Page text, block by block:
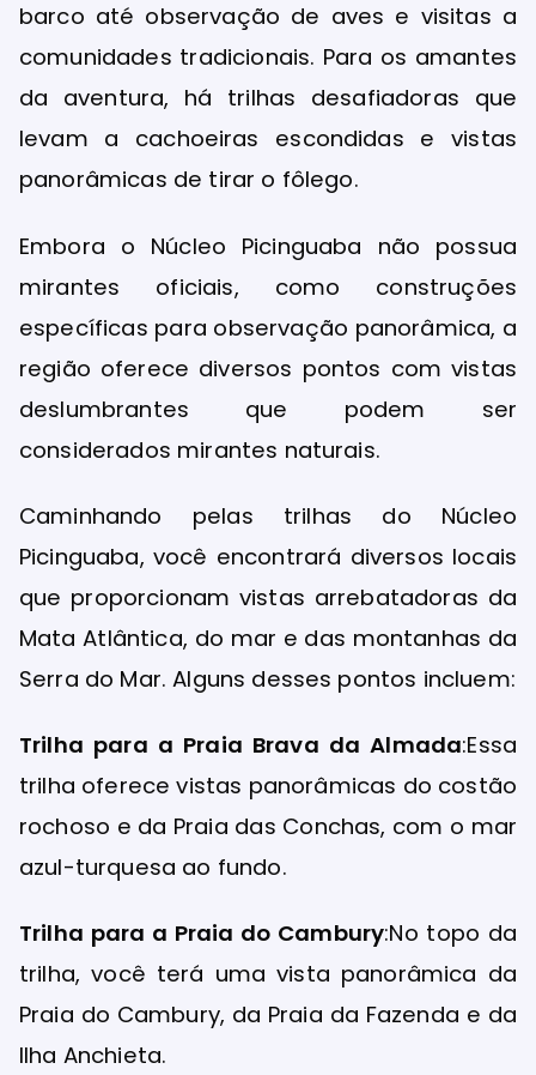
barco até observação de aves e visitas a
comunidades tradicionais. Para os amantes
da aventura, há trilhas desafiadoras que
levam a cachoeiras escondidas e vistas
panorâmicas de tirar o fôlego.
Embora o Núcleo Picinguaba não possua
mirantes oficiais, como construções
específicas para observação panorâmica, a
região oferece diversos pontos com vistas
deslumbrantes que podem ser
considerados mirantes naturais.
Caminhando pelas trilhas do Núcleo
Picinguaba, você encontrará diversos locais
que proporcionam vistas arrebatadoras da
Mata Atlântica, do mar e das montanhas da
Serra do Mar. Alguns desses pontos incluem:
Trilha para a Praia Brava da Almada:Essa
trilha oferece vistas panorâmicas do costão
rochoso e da Praia das Conchas, com o mar
azul-turquesa ao fundo.
Trilha para a Praia do Cambury:No topo da
trilha, você terá uma vista panorâmica da
Praia do Cambury, da Praia da Fazenda e da
Ilha Anchieta.